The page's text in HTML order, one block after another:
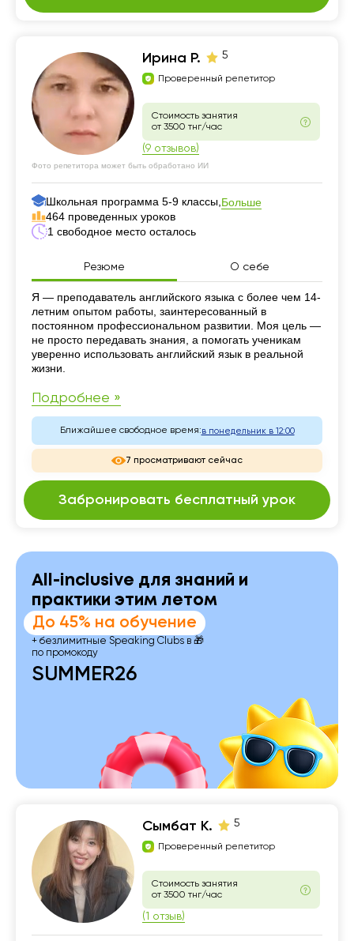
Ирина Р. 5
Проверенный репетитор
Стоимость занятия
от 3500 тнг/час
(9 отзывов)
Фото репетитора может быть обработано ИИ
Школьная программа 5-9 классы, Больше
464 проведенных уроков
1 свободное место осталось
Резюме О себе
Резюме
Я — преподаватель английского языка с более чем 14-
летним опытом работы, заинтересованный в
постоянном профессиональном развитии. Моя цель —
не просто передавать знания, а помогать ученикам
уверенно использовать английский язык в реальной
жизни.
Подробнее »
Ближайшее свободное время:в понедельник в 12:00
7 просматривают сейчас
Забронировать бесплатный урок
All-inclusive для знаний и
практики этим летом
До 45% на обучение
+ безлимитные Speaking Clubs в 🎁
по промокоду
SUMMER26
Сымбат К. 5
Проверенный репетитор
Стоимость занятия
от 3500 тнг/час
(1 отзыв)